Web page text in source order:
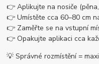
👉 Aplikujte na nosiče
👉 Umístěte cca 60–80 cm
👉 Zaměřte se na vstupní
👉 Opakujte aplikaci cca
💡 Správné rozmístění =